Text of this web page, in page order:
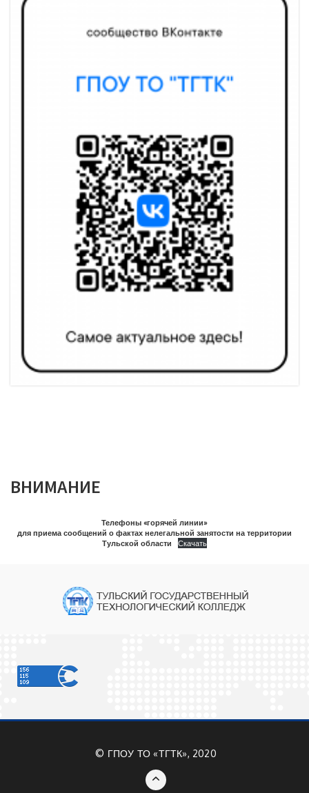
ВНИМАНИЕ
Телефоны «горячей линии»
для приема сообщений о фактах нелегальной занятости на территории
Тульской области
Скачать
© ГПОУ ТО «ТГТК», 2020